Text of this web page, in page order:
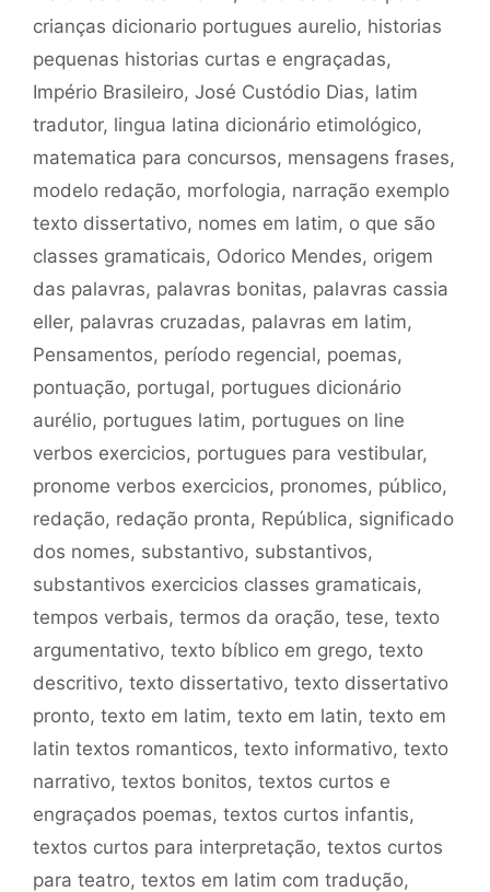
crianças dicionario portugues aurelio, historias
pequenas historias curtas e engraçadas,
Império Brasileiro, José Custódio Dias, latim
tradutor, lingua latina dicionário etimológico,
matematica para concursos, mensagens frases,
modelo redação, morfologia, narração exemplo
texto dissertativo, nomes em latim, o que são
classes gramaticais, Odorico Mendes, origem
das palavras, palavras bonitas, palavras cassia
eller, palavras cruzadas, palavras em latim,
Pensamentos, período regencial, poemas,
pontuação, portugal, portugues dicionário
aurélio, portugues latim, portugues on line
verbos exercicios, portugues para vestibular,
pronome verbos exercicios, pronomes, público,
redação, redação pronta, República, significado
dos nomes, substantivo, substantivos,
substantivos exercicios classes gramaticais,
tempos verbais, termos da oração, tese, texto
argumentativo, texto bíblico em grego, texto
descritivo, texto dissertativo, texto dissertativo
pronto, texto em latim, texto em latin, texto em
latin textos romanticos, texto informativo, texto
narrativo, textos bonitos, textos curtos e
engraçados poemas, textos curtos infantis,
textos curtos para interpretação, textos curtos
para teatro, textos em latim com tradução,